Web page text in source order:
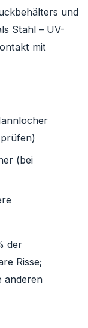
und
Stahl – UV-
mit
(bei
der
Risse;
anderen